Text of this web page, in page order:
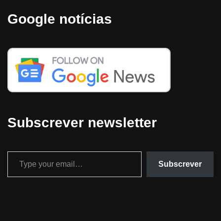
Google notícias
Subscrever newsletter
Subscrever